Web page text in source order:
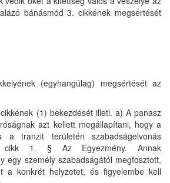
bánásmód 3. cikkének megsértését
(egyhangúlag) megsértését az
(1) bekezdését illeti. a) A panasz
azt kellett megállapítani, hogy a
a tranzit területén szabadságelvonás
1. § Az Egyezmény. Annak
egy személy szabadságától megfosztott,
a konkrét helyzetet, és figyelembe kell